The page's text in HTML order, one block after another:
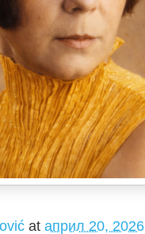
at април 20, 2026